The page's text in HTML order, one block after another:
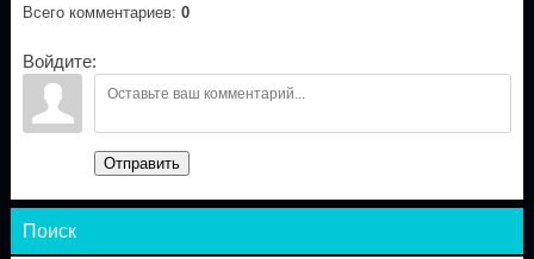
Всего комментариев: 0
Войдите:
Отправить
Поиск